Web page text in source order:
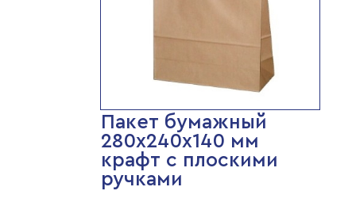
Пакет бумажный
280х240х140 мм
крафт с плоскими
ручками